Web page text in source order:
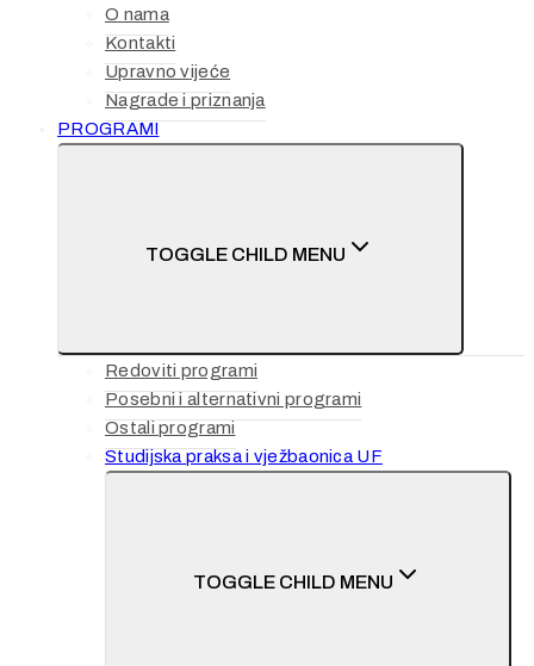
O nama
Kontakti
Upravno vijeće
Nagrade i priznanja
PROGRAMI
TOGGLE CHILD MENU
Redoviti programi
Posebni i alternativni programi
Ostali programi
Studijska praksa i vježbaonica UF
TOGGLE CHILD MENU